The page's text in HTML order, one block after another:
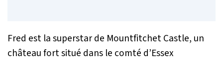
Fred est la superstar de Mountfitchet Castle, un
château fort situé dans le comté d’Essex